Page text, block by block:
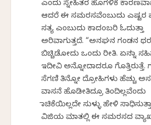
ಎಂದು ಸ್ನೇಹಿತರ ಹೊಗಳಿಕೆ
ಆದರೆ ಈ ಸಮರಸವೆಂಬುದು ಎಷ್ಟರ
ಸತ್ಯ ಎಂಬುದು ಕಾದಂಬರಿ ಓದುತ್ತಾ
ಅರಿವಾಗುತ್ತದೆ. “ಅನಘನ ಗಂಡನ ಥರ
ಬಿಚ್ಚಿಡೋದು ಒಂದು ರೀತಿ. ಏನನ್ನಾ
ಇದೀವಿ ಅನ್ನೋದಾದರೂ ಗೊತ್ತಿರುತ್ತೆ.
ಸೆಗಣಿ ತಿನ್ನೋ ದ್ರೋಹಿಗಳು ಹೆಚ್ಚು
ವಾಸನೆ ಹೊಡೀತಿದ್ರೂ ತಿಂದಿಲ್ಲವೆಂದು
ನಾಚಿಕೆಯಿಲ್ಲದೇ ಸುಳ್ಳು ಹೇಳಿ
ವಿಜಿಯ ಮಾತಲ್ಲಿ ಈ ಸಮರಸದ